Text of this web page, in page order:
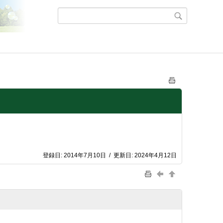
登録日: 2014年7月10日 / 更新日: 2024年4月12日